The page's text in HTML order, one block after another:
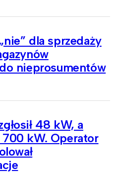
dla sprzedaży
nieprosumentów
48 kW, a
700 kW. Operator